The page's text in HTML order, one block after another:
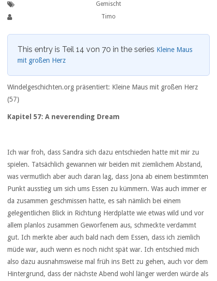
Gemischt
Timo
This entry is Teil 14 von 70 in the series Kleine Maus
mit großen Herz
Windelgeschichten.org präsentiert: Kleine Maus mit großen Herz
(57)
Kapitel 57: A neverending Dream
Ich war froh, dass Sandra sich dazu entschieden hatte mit mir zu
spielen. Tatsächlich gewannen wir beiden mit ziemlichem Abstand,
was vermutlich aber auch daran lag, dass Jona ab einem bestimmten
Punkt ausstieg um sich ums Essen zu kümmern. Was auch immer er
da zusammen geschmissen hatte, es sah nämlich bei einem
gelegentlichen Blick in Richtung Herdplatte wie etwas wild und vor
allem planlos zusammen Geworfenem aus, schmeckte verdammt
gut. Ich merkte aber auch bald nach dem Essen, dass ich ziemlich
müde war, auch wenn es noch nicht spät war. Ich entschied mich
also dazu ausnahmsweise mal früh ins Bett zu gehen, auch vor dem
Hintergrund, dass der nächste Abend wohl länger werden würde als